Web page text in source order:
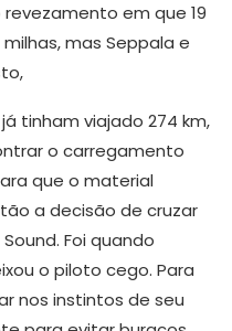
em que 19
mas Seppala e
já tinham viajado 274 km,
o carregamento
que o material
a decisão de cruzar
Foi quando
o piloto cego. Para
nos instintos de seu